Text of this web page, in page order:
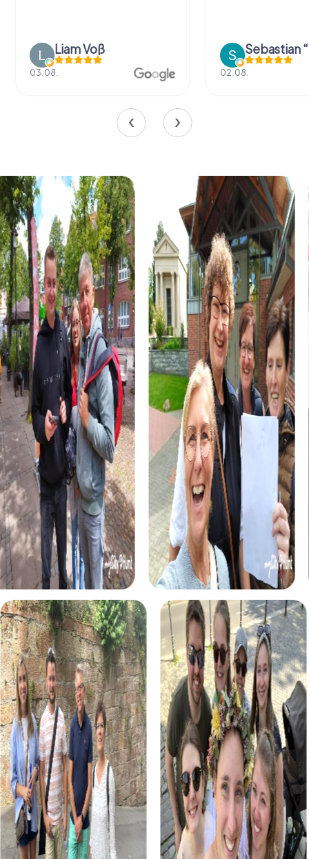
Liam Voß
03.08. 02.08.